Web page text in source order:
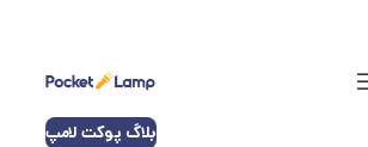
بلاگ پوکت لامپ